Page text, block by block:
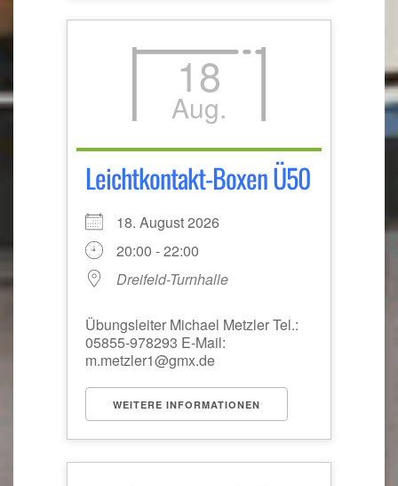
18
Aug.
Leichtkontakt-Boxen Ü50
18. August 2026
20:00 - 22:00
Dreifeld-Turnhalle
Übungsleiter Michael Metzler Tel.:
05855-978293 E-Mail:
m.metzler1@gmx.de
WEITERE INFORMATIONEN